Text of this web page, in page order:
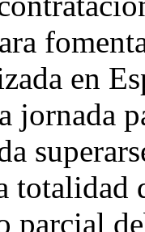
en
jornada
parcial